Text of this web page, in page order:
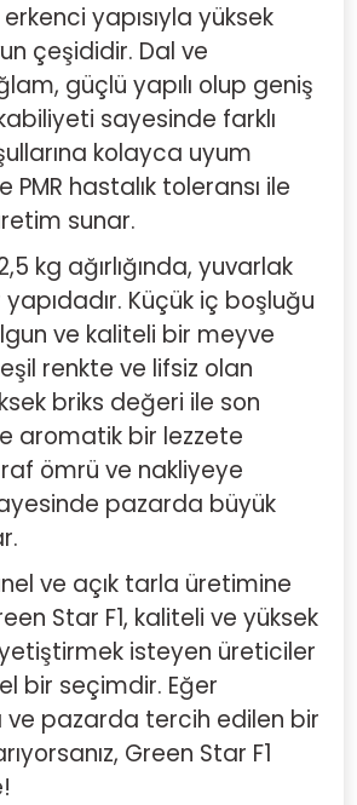
yapısıyla yüksek
çeşididir. Dal ve
güçlü yapılı olup geniş
sayesinde farklı
kolayca uyum
PMR hastalık toleransı ile
sunar.
kg ağırlığında, yuvarlak
Küçük iç boşluğu
ve kaliteli bir meyve
renkte ve lifsiz olan
briks değeri ile son
aromatik bir lezzete
ömrü ve nakliyeye
pazarda büyük
ve açık tarla üretimine
Star F1, kaliteli ve yüksek
isteyen üreticiler
bir seçimdir. Eğer
ve pazarda tercih edilen bir
Green Star F1